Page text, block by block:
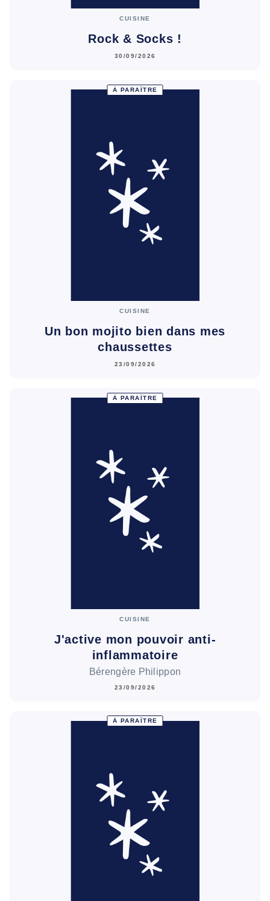
CUISINE
Rock & Socks !
30/09/2026
À PARAÎTRE
CUISINE
Un bon mojito bien dans mes
chaussettes
23/09/2026
À PARAÎTRE
CUISINE
J'active mon pouvoir anti-
inflammatoire
Bérengère Philippon
23/09/2026
À PARAÎTRE